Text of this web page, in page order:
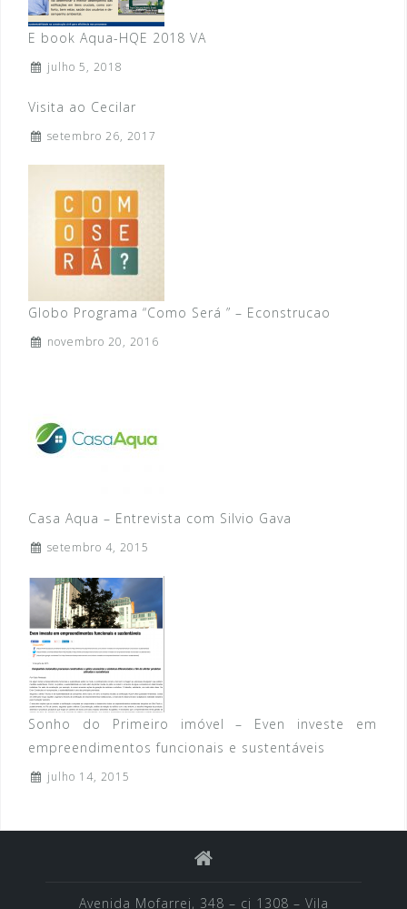
E book Aqua-HQE 2018 VA
julho 5, 2018
Visita ao Cecilar
setembro 26, 2017
Globo Programa “Como Será ” – Econstrucao
novembro 20, 2016
Casa Aqua – Entrevista com Silvio Gava
setembro 4, 2015
Sonho do Primeiro imóvel – Even investe em
empreendimentos funcionais e sustentáveis
julho 14, 2015
Avenida Mofarrej, 348 – cj 1308 – Vila